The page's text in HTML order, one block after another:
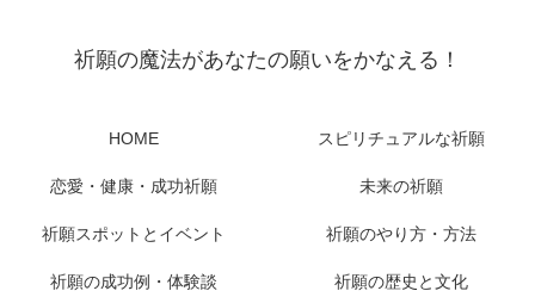
祈願の魔法があなたの願いをかなえる！
HOME スピリチュアルな祈願
恋愛・健康・成功祈願 未来の祈願
祈願スポットとイベント 祈願のやり方・方法
祈願の成功例・体験談 祈願の歴史と文化